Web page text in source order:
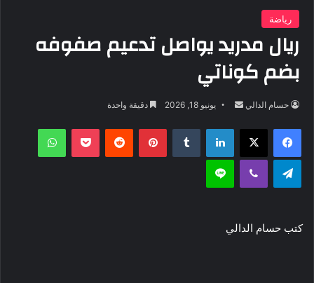
رياضة
ريال مدريد يواصل تدعيم صفوفه
بضم كوناتي
حسام الدالي
أرسل
إلكترونيا
يونيو 18, 2026 دقيقة واحدة
فيسبوك ‫X لينكدإن بينتيريست ‫Pocket واتساب
تيلقرام ڤايبر لاين
كتب حسام الدالي